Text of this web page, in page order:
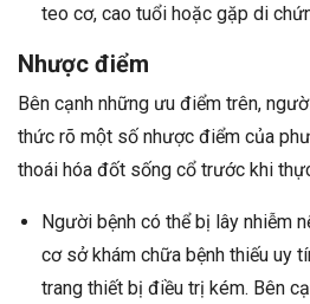
teo cơ, cao tuổi hoặc gặp di
Nhược điểm
Bên cạnh những ưu điểm trên,
thức rõ một số nhược điểm của
thoái hóa đốt sống cổ trước khi
Người bệnh có thể bị lây nhiễm
cơ sở khám chữa bệnh thiếu uy
trang thiết bị điều trị kém. Bên